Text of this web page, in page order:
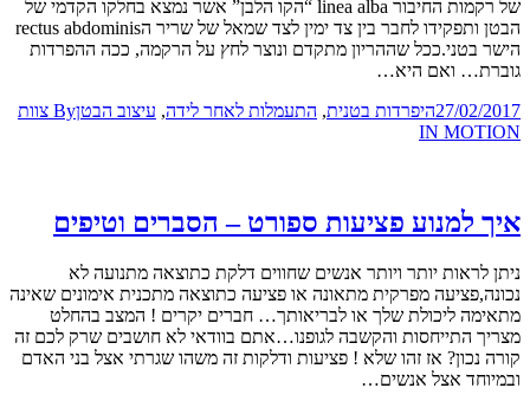
של רקמות החיבור linea alba “הקו הלבן” אשר נמצא בחלקו הקדמי של
הבטן ותפקידו לחבר בין צד ימין לצד שמאל של שריר הrectus abdominis
הישר בטני.ככל שההריון מתקדם ונוצר לחץ על הרקמה, ככה ההפרדות
גוברת… ואם היא…
27/02/2017היפרדות בטנית, התעמלות לאחר לידה, עיצוב הבטןBy צוות
IN MOTION
איך למנוע פציעות ספורט – הסברים וטיפים
ניתן לראות יותר ויותר אנשים שחווים דלקת כתוצאה מתנועה לא
נכונה,פציעה מפרקית מתאונה או פציעה כתוצאה מתכנית אימונים שאינה
מתאימה ליכולת שלך או לבריאותך… חברים יקרים ! המצב בהחלט
מצריך התייחסות והקשבה לגופנו…אתם בוודאי לא חושבים שרק לכם זה
קורה נכון? אז זהו שלא ! פציעות ודלקות זה משהו שגרתי אצל בני האדם
ובמיוחד אצל אנשים…